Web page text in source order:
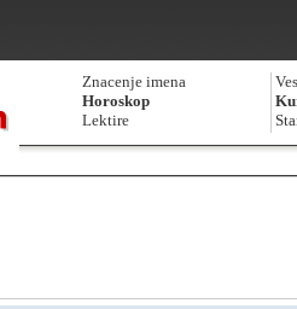
Znacenje imena
Horoskop
Lektire